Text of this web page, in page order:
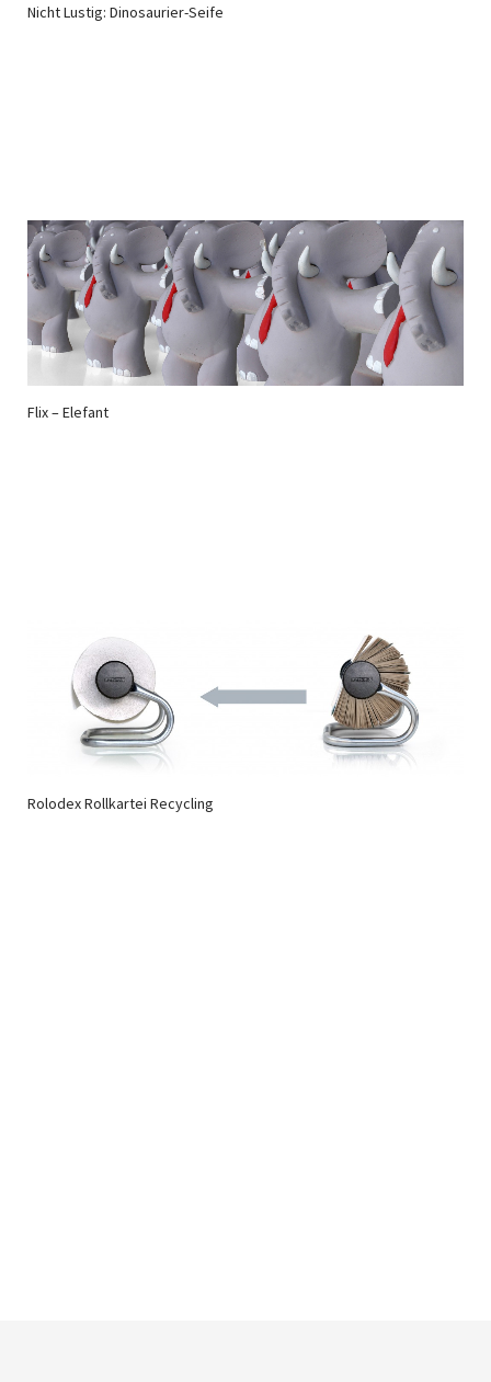
Nicht Lustig: Dinosaurier-Seife
Flix – Elefant
Rolodex Rollkartei Recycling